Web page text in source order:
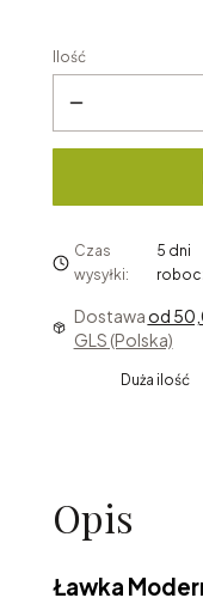
Ilość
Czas
wysyłki:
5 dni
Dostawa od
GLS (Polska)
Duża ilość
Opis
Ławka